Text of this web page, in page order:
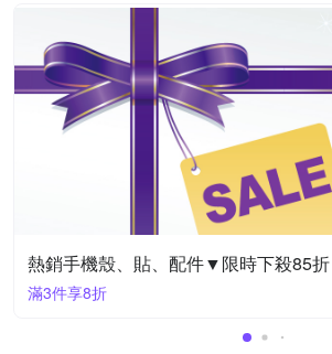
熱銷手機殼、貼、配件▼限時下殺85折
滿3件享8折